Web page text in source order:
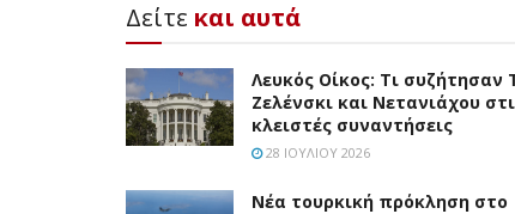
Δείτε και αυτά
Λευκός Οίκος: Τι συζήτησαν
Ζελένσκι και Νετανιάχου
κλειστές συναντήσεις
28 ΙΟΥΛΊΟΥ 2026
Νέα τουρκική πρόκληση στο